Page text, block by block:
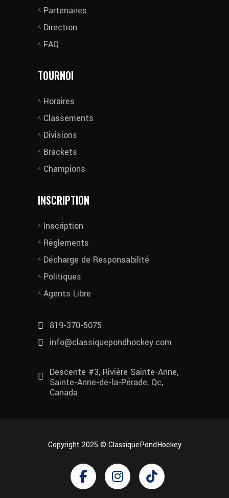
Partenaires
Direction
FAQ
TOURNOI
Horaires
Classements
Divisions
Brackets
Champions
INSCRIPTION
Inscription
Règlements
Décharge de Responsabilité
Politiques
Agents Libre
819-370-5075
info@classiquepondhockey.com
Descente #3, Rivière Sainte-Anne,
Sainte-Anne-de-la-Pérade, Qc,
Canada
Copyright 2025 © ClassiquePondHockey